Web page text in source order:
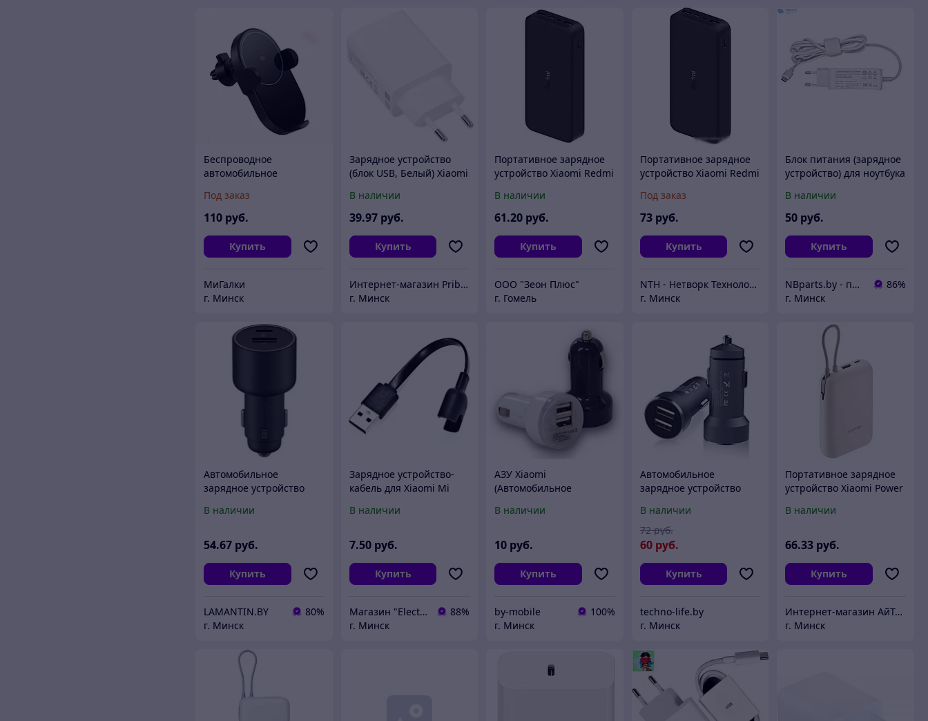
Беспроводное
автомобильное
Xiaomi 20W
Под заказ
110 руб.
Купить
МиГалки
г. Минск
Зарядное устройство
(блок USB, Белый) Xiaomi
/ 12V-1.5A для телефонов
В наличии
39.97 руб.
Купить
Интернет-магазин Pribambas.by
г. Минск
Портативное зарядное
устройство Xiaomi Redmi
(черный)
В наличии
61.20 руб.
Купить
ООО "Зеон Плюс"
г. Гомель
Портативное зарядное
устройство Xiaomi Redmi
(черный)
Под заказ
73 руб.
Купить
NTH - Нетворк Технолоджи
г. Минск
Блок питания (зарядное
устройство) для ноутбука
15V, 20V 3A/3.25A, Type-C
(USB-C),
В наличии
50 руб.
Купить
NBparts.by - продажа запчастей для ноутбуков и мобильных устройств
86%
г. Минск
Автомобильное
зарядное устройство
Charger 1A1C CC07ZM
В наличии
54.67 руб.
Купить
LAMANTIN.BY
80%
г. Минск
Зарядное устройство-
кабель для Xiaomi Mi
В наличии
7.50 руб.
Купить
Магазин "Electromix"
88%
г. Минск
АЗУ Xiaomi
(Автомобильное
USB,1A, 2.1A
В наличии
10 руб.
Купить
by-mobile
100%
г. Минск
Автомобильное
зарядное устройство
(CC07ZM)
В наличии
60 руб.
72 руб.
Купить
techno-life.by
г. Минск
Портативное зарядное
устройство Xiaomi Power
В наличии
66.33 руб.
Купить
Интернет-магазин АйТиМаркет
г. Минск